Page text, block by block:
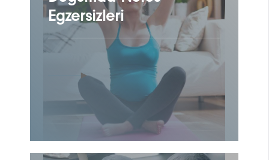
Egzersizleri